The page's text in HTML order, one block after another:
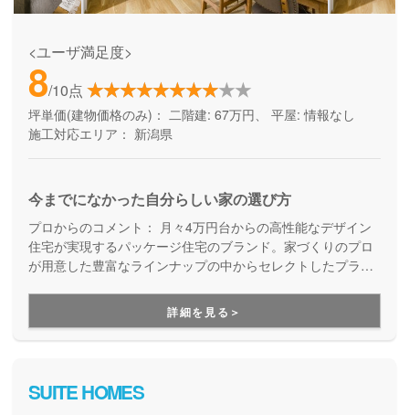
<ユーザ満足度>
8/10点
坪単価(建物価格のみ)： 二階建: 67万円、 平屋: 情報なし
施工対応エリア： 新潟県
今までになかった自分らしい家の選び方
プロからのコメント： 月々4万円台からの高性能なデザイン
住宅が実現するパッケージ住宅のブランド。家づくりのプロ
が用意した豊富なラインナップの中からセレクトしたプラン
する家づくりです。アサヒアレックスの家だから、ずっと安
心して住み続けていただけます。
詳細を見る＞
SUITE HOMES